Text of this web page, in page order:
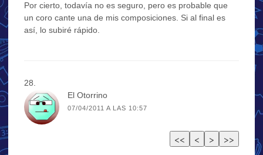
Por cierto, todavía no es seguro, pero es probable que
un coro cante una de mis composiciones. Si al final es
así, lo subiré rápido.
El Otorrino
07/04/2011 A LAS 10:57